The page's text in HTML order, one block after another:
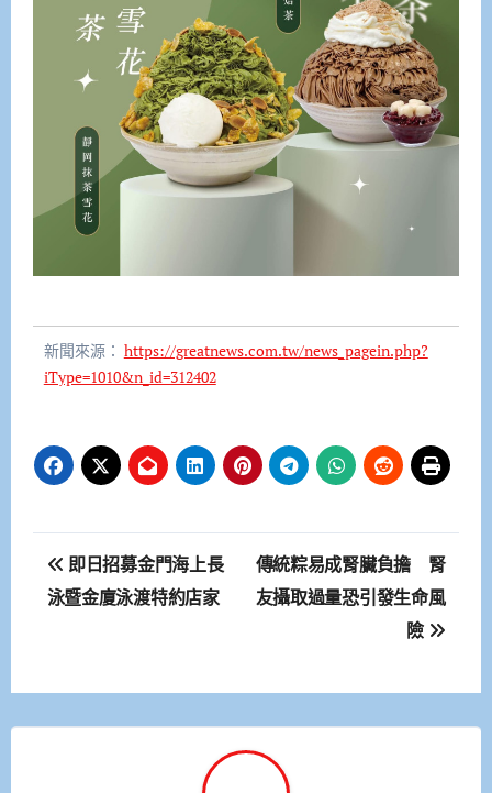
新聞來源： https://greatnews.com.tw/news_pagein.php?
iType=1010&n_id=312402
文
章
覽
即日招募金門海上長
泳暨金廈泳渡特約店家
傳統粽易成腎臟負擔 腎
友攝取過量恐引發生命風
險